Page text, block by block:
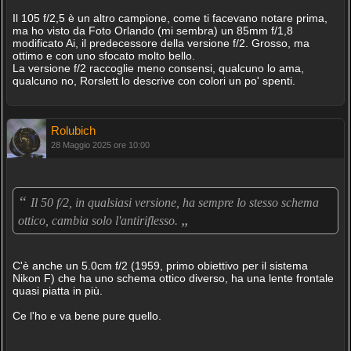
Il 105 f/2,5 è un altro campione, come ti facevano notare prima,
ma ho visto da Foto Orlando (mi sembra) un 85mm f/1,8
modificato Ai, il predecessore della versione f/2. Grosso, ma
ottimo e con uno sfocato molto bello.
La versione f/2 raccoglie meno consensi, qualcuno lo ama,
qualcuno no, Rorslett lo descrive con colori un po' spenti.
Rolubich
28 Maggio 2025 ore 10:00
“ Il 50 f/2, in qualsiasi versione, ha sempre lo stesso schema
ottico, cambia solo l'antiriflesso. „
C'è anche un 5.0cm f/2 (1959, primo obiettivo per il sistema
Nikon F) che ha uno schema ottico diverso, ha una lente frontale
quasi piatta in più.
Ce l'ho e va bene pure quello.